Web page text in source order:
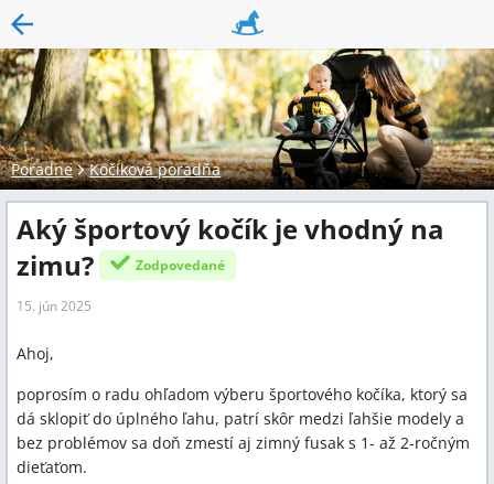
Poradne Kočíková poradňa
Aký športový kočík je vhodný na
zimu?
Zodpovedané
15. jún 2025
Ahoj,
poprosím o radu ohľadom výberu športového kočíka, ktorý sa
dá sklopiť do úplného ľahu, patrí skôr medzi ľahšie modely a
bez problémov sa doň zmestí aj zimný fusak s 1- až 2-ročným
dieťaťom.